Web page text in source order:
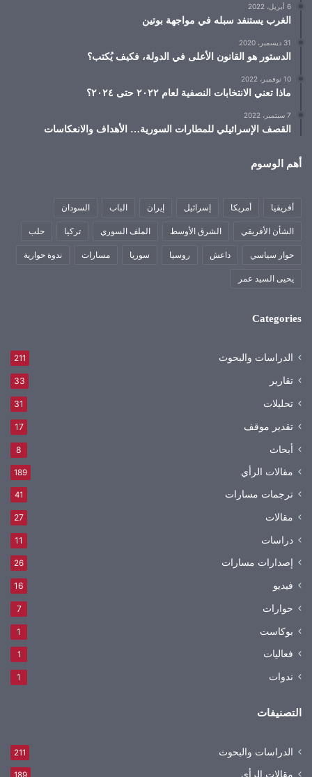
6 أبريل، 2022
الغرب يستنفد سبله في مواجهة بوتين
31 ديسمبر، 2020
الدستور هو القانون الأعلى في الدولة، فكيف يُكتب؟
10 نوفمبر، 2022
ماذا تعني الانتخابات النصفية لعام ٢٠٢٢ حتى ٢٠٢٤؟
7 سبتمبر، 2022
القصف الإسرائيلي للمطارات السورية… الأهداف والانعكاسات
أهم الوسوم
أفريقيا أمريكا إسرائيل إيران الباب السودان
الشأن الأفريقي الشرق الأوسط الملف السوري تركيا حلب
حوار سياسي داعش روسيا سوريا مسارات ندوة حوارية
يحيى السيد عمر
Categories
الدراسات والبحوث 211
تقارير 33
تحليلات 31
تقدير موقف 17
أبحاث 8
مقالات الرأي 189
ترجمات مسارات 41
مقالات 27
دراسات 11
إصدارات مسارات 26
فيديو 16
حوارات 7
بوكاست 1
فعاليات 1
ندوات 1
التصنيفات
الدراسات والبحوث 211
مقالات الرأي 189